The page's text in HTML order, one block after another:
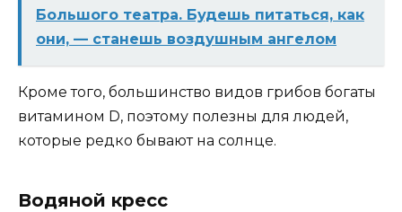
Большого театра. Будешь питаться, как
они, — станешь воздушным ангелом
Кроме того, большинство видов грибов богаты
витамином D, поэтому полезны для людей,
которые редко бывают на солнце.
Водяной кресс